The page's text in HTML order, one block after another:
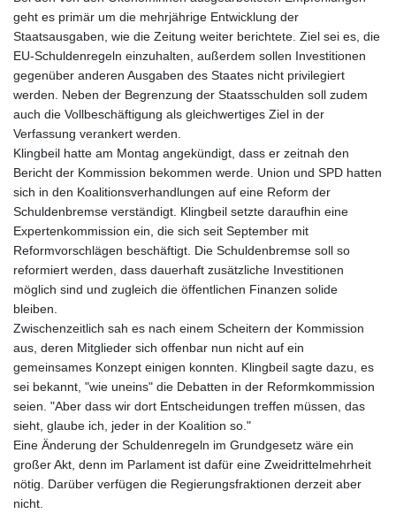
geht es primär um die mehrjährige Entwicklung der
Staatsausgaben, wie die Zeitung weiter berichtete. Ziel sei es, die
EU-Schuldenregeln einzuhalten, außerdem sollen Investitionen
gegenüber anderen Ausgaben des Staates nicht privilegiert
werden. Neben der Begrenzung der Staatsschulden soll zudem
auch die Vollbeschäftigung als gleichwertiges Ziel in der
Verfassung verankert werden.
Klingbeil hatte am Montag angekündigt, dass er zeitnah den
Bericht der Kommission bekommen werde. Union und SPD hatten
sich in den Koalitionsverhandlungen auf eine Reform der
Schuldenbremse verständigt. Klingbeil setzte daraufhin eine
Expertenkommission ein, die sich seit September mit
Reformvorschlägen beschäftigt. Die Schuldenbremse soll so
reformiert werden, dass dauerhaft zusätzliche Investitionen
möglich sind und zugleich die öffentlichen Finanzen solide
bleiben.
Zwischenzeitlich sah es nach einem Scheitern der Kommission
aus, deren Mitglieder sich offenbar nun nicht auf ein
gemeinsames Konzept einigen konnten. Klingbeil sagte dazu, es
sei bekannt, "wie uneins" die Debatten in der Reformkommission
seien. "Aber dass wir dort Entscheidungen treffen müssen, das
sieht, glaube ich, jeder in der Koalition so."
Eine Änderung der Schuldenregeln im Grundgesetz wäre ein
großer Akt, denn im Parlament ist dafür eine Zweidrittelmehrheit
nötig. Darüber verfügen die Regierungsfraktionen derzeit aber
nicht.